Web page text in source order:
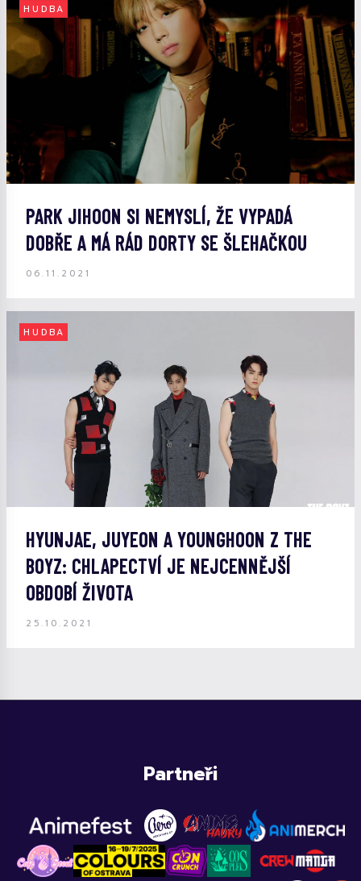
HUDBA
PARK JIHOON SI NEMYSLÍ, ŽE VYPADÁ
DOBŘE A MÁ RÁD DORTY SE ŠLEHAČKOU
06.11.2021
HUDBA
HYUNJAE, JUYEON A YOUNGHOON Z THE
BOYZ: CHLAPECTVÍ JE NEJCENNĚJŠÍ
OBDOBÍ ŽIVOTA
25.10.2021
Partneři